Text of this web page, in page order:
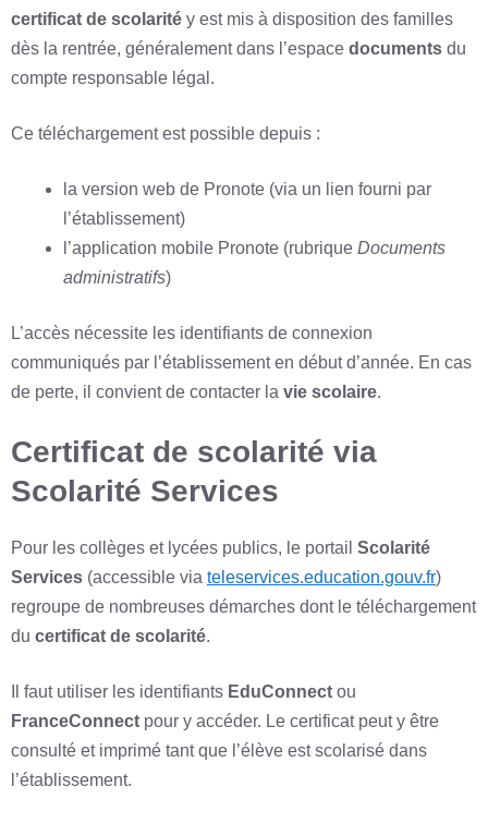
certificat de scolarité y est mis à disposition des familles
dès la rentrée, généralement dans l’espace documents du
compte responsable légal.
Ce téléchargement est possible depuis :
la version web de Pronote (via un lien fourni par
l’établissement)
l’application mobile Pronote (rubrique Documents
administratifs)
L’accès nécessite les identifiants de connexion
communiqués par l’établissement en début d’année. En cas
de perte, il convient de contacter la vie scolaire.
Certificat de scolarité via
Scolarité Services
Pour les collèges et lycées publics, le portail Scolarité
Services (accessible via teleservices.education.gouv.fr)
regroupe de nombreuses démarches dont le téléchargement
du certificat de scolarité.
Il faut utiliser les identifiants EduConnect ou
FranceConnect pour y accéder. Le certificat peut y être
consulté et imprimé tant que l’élève est scolarisé dans
l’établissement.